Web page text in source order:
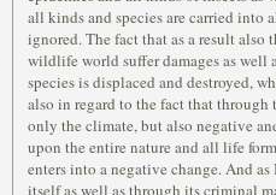
all kinds and species are carried into
ignored. The fact that as a result also
wildlife world suffer damages as
species is displaced and destroyed,
also in regard to the fact that
only the climate, but also negative
upon the entire nature and all life
enters into a negative change. And
itself as well as through its criminal